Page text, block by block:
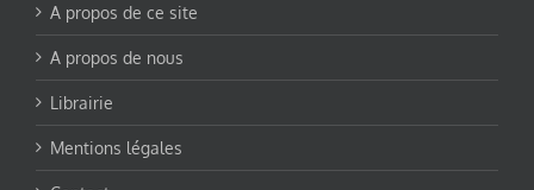
A propos de ce site
A propos de nous
Librairie
Mentions légales